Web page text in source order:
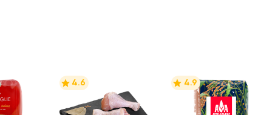
4.6 4.9